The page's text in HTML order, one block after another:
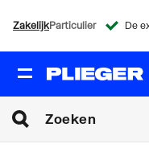
ZakelijkParticulier